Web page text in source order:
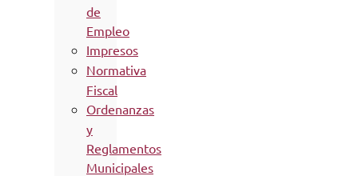
de
Empleo
Impresos
Normativa
Fiscal
Ordenanzas
y
Reglamentos
Municipales